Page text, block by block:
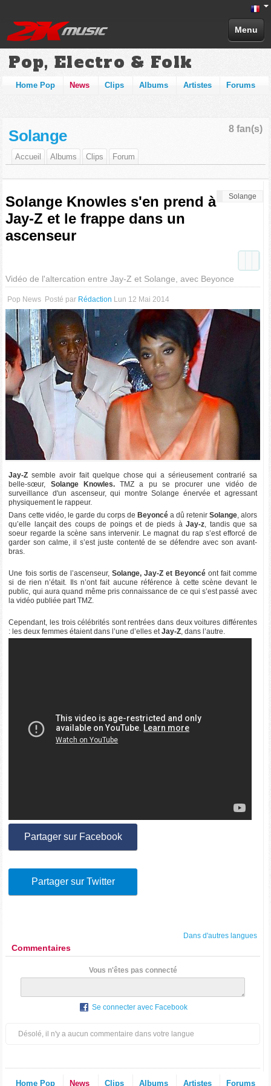
Menu
Pop, Electro & Folk
Home Pop News Clips Albums Artistes Forums
8 fan(s)
Solange
Accueil Albums Clips Forum
Solange
Solange Knowles s'en prend à
Jay-Z et le frappe dans un
ascenseur
Vidéo de l'altercation entre Jay-Z et Solange, avec Beyonce
Pop News Posté par Rédaction Lun 12 Mai 2014
Jay-Z semble avoir fait quelque chose qui a sérieusement contrarié sa
belle-sœur, Solange Knowles.TMZ a pu se procurer une vidéo de
surveillance d'un ascenseur, qui montre Solange énervée et agressant
physiquement le rappeur.
Dans cette vidéo, le garde du corps de Beyoncéa dû retenirSolange, alors
qu’elle lançait des coups de poings et de pieds àJay-z, tandis que sa
soeur regarde la scène sans intervenir. Le magnat du rap s’est efforcé de
garder son calme, il s’est juste contenté de se défendre avec son avant-
bras.
Une fois sortis de l’ascenseur, Solange, Jay-Z et Beyoncéont fait comme
si de rien n’était. Ils n’ont fait aucune référence à cette scène devant le
public, qui aura quand même pris connaissance de ce qui s’est passé avec
la vidéo publiée part TMZ.
Cependant, les trois célébrités sont rentrées dans deux voitures différentes
: les deux femmes étaient dans l’une d’elles etJay-Z, dans l’autre.
Partager sur Facebook
Partager sur Twitter
Dans d'autres langues
Commentaires
Vous n'êtes pas connecté
Se connecter avec Facebook
Désolé, il n'y a aucun commentaire dans votre langue
Home Pop News Clips Albums Artistes Forums